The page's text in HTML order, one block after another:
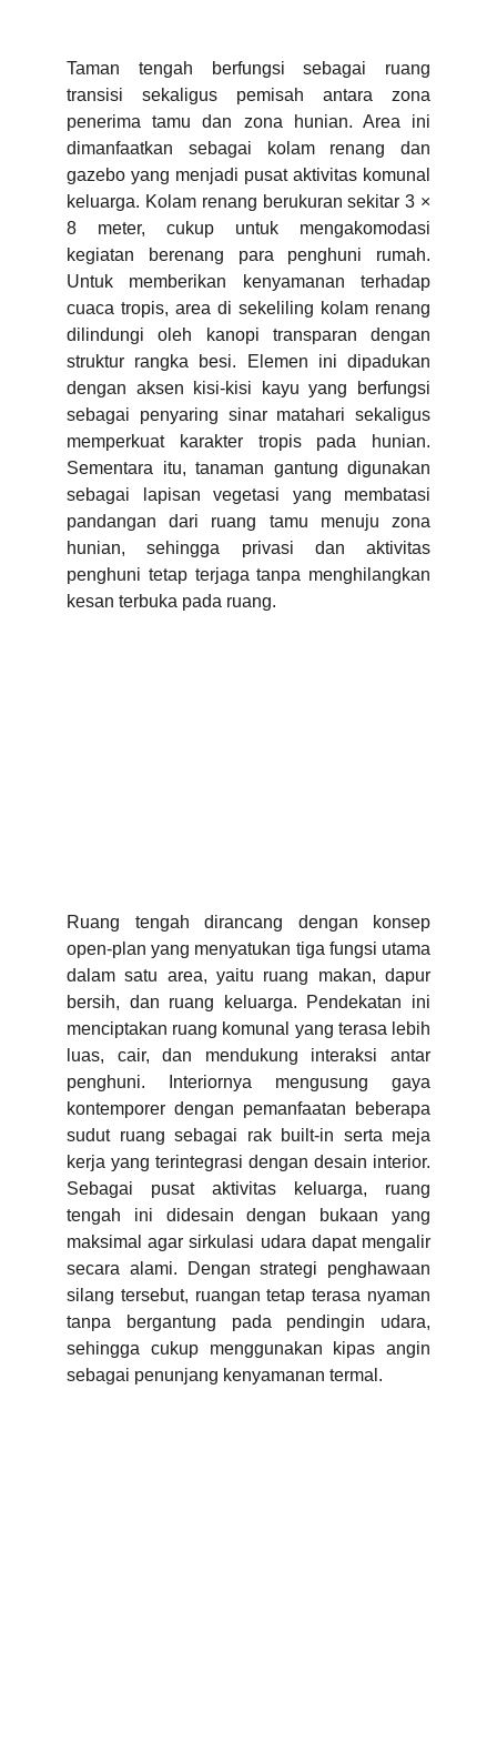
Taman tengah berfungsi sebagai ruang
transisi sekaligus pemisah antara zona
penerima tamu dan zona hunian. Area ini
dimanfaatkan sebagai kolam renang dan
gazebo yang menjadi pusat aktivitas komunal
keluarga. Kolam renang berukuran sekitar 3 ×
8 meter, cukup untuk mengakomodasi
kegiatan berenang para penghuni rumah.
Untuk memberikan kenyamanan terhadap
cuaca tropis, area di sekeliling kolam renang
dilindungi oleh kanopi transparan dengan
struktur rangka besi. Elemen ini dipadukan
dengan aksen kisi-kisi kayu yang berfungsi
sebagai penyaring sinar matahari sekaligus
memperkuat karakter tropis pada hunian.
Sementara itu, tanaman gantung digunakan
sebagai lapisan vegetasi yang membatasi
pandangan dari ruang tamu menuju zona
hunian, sehingga privasi dan aktivitas
penghuni tetap terjaga tanpa menghilangkan
kesan terbuka pada ruang.
Ruang tengah dirancang dengan konsep
open-plan yang menyatukan tiga fungsi utama
dalam satu area, yaitu ruang makan, dapur
bersih, dan ruang keluarga. Pendekatan ini
menciptakan ruang komunal yang terasa lebih
luas, cair, dan mendukung interaksi antar
penghuni. Interiornya mengusung gaya
kontemporer dengan pemanfaatan beberapa
sudut ruang sebagai rak built-in serta meja
kerja yang terintegrasi dengan desain interior.
Sebagai pusat aktivitas keluarga, ruang
tengah ini didesain dengan bukaan yang
maksimal agar sirkulasi udara dapat mengalir
secara alami. Dengan strategi penghawaan
silang tersebut, ruangan tetap terasa nyaman
tanpa bergantung pada pendingin udara,
sehingga cukup menggunakan kipas angin
sebagai penunjang kenyamanan termal.